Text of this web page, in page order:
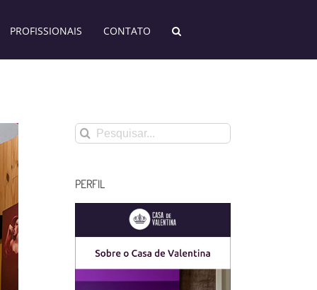
PROFISSIONAIS CONTATO
Buscar
resultados
PERFIL